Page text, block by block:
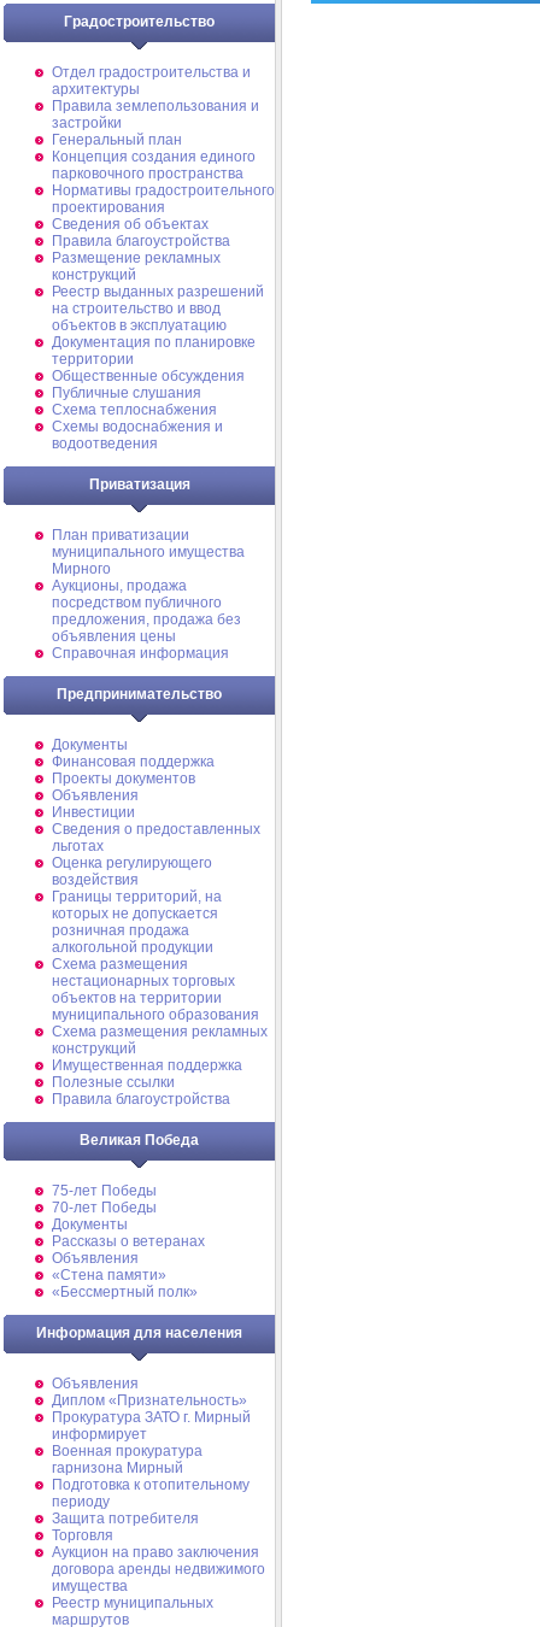
Градостроительство
Отдел градостроительства и
архитектуры
Правила землепользования и
застройки
Генеральный план
Концепция создания единого
парковочного пространства
Нормативы градостроительного
проектирования
Сведения об объектах
Правила благоустройства
Размещение рекламных
конструкций
Реестр выданных разрешений
на строительство и ввод
объектов в эксплуатацию
Документация по планировке
территории
Общественные обсуждения
Публичные слушания
Схема теплоснабжения
Схемы водоснабжения и
водоотведения
Приватизация
План приватизации
муниципального имущества
Мирного
Аукционы, продажа
посредством публичного
предложения, продажа без
объявления цены
Справочная информация
Предпринимательство
Документы
Финансовая поддержка
Проекты документов
Объявления
Инвестиции
Сведения о предоставленных
льготах
Оценка регулирующего
воздействия
Границы территорий, на
которых не допускается
розничная продажа
алкогольной продукции
Схема размещения
нестационарных торговых
объектов на территории
муниципального образования
Схема размещения рекламных
конструкций
Имущественная поддержка
Полезные ссылки
Правила благоустройства
Великая Победа
75-лет Победы
70-лет Победы
Документы
Рассказы о ветеранах
Объявления
«Стена памяти»
«Бессмертный полк»
Информация для населения
Объявления
Диплом «Признательность»
Прокуратура ЗАТО г. Мирный
информирует
Военная прокуратура
гарнизона Мирный
Подготовка к отопительному
периоду
Защита потребителя
Торговля
Аукцион на право заключения
договора аренды недвижимого
имущества
Реестр муниципальных
маршрутов